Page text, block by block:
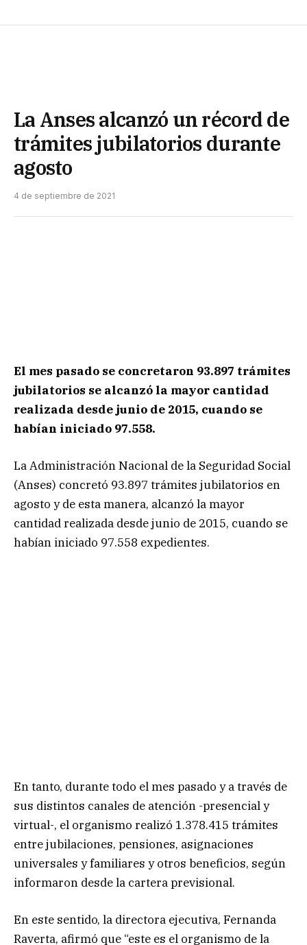
La Anses alcanzó un récord de
trámites jubilatorios durante
agosto
4 de septiembre de 2021
El mes pasado se concretaron 93.897 trámites
jubilatorios se alcanzó la mayor cantidad
realizada desde junio de 2015, cuando se
habían iniciado 97.558.
La Administración Nacional de la Seguridad Social
(Anses) concretó 93.897 trámites jubilatorios en
agosto y de esta manera, alcanzó la mayor
cantidad realizada desde junio de 2015, cuando se
habían iniciado 97.558 expedientes.
En tanto, durante todo el mes pasado y a través de
sus distintos canales de atención -presencial y
virtual-, el organismo realizó 1.378.415 trámites
entre jubilaciones, pensiones, asignaciones
universales y familiares y otros beneficios, según
informaron desde la cartera previsional.
En este sentido, la directora ejecutiva, Fernanda
Raverta, afirmó que “este es el organismo de la